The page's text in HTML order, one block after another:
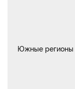
Южные регионы